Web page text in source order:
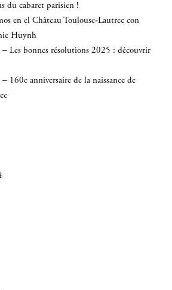
du cabaret parisien !
en el Château Toulouse-Lautrec con
Huynh
Les bonnes résolutions 2025 : découvrir
160e anniversaire de la naissance de